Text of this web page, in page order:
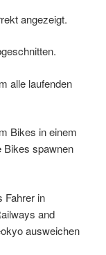
angezeigt.
alle laufenden
Bikes in einem
Bikes spawnen
Fahrer in
and
ausweichen